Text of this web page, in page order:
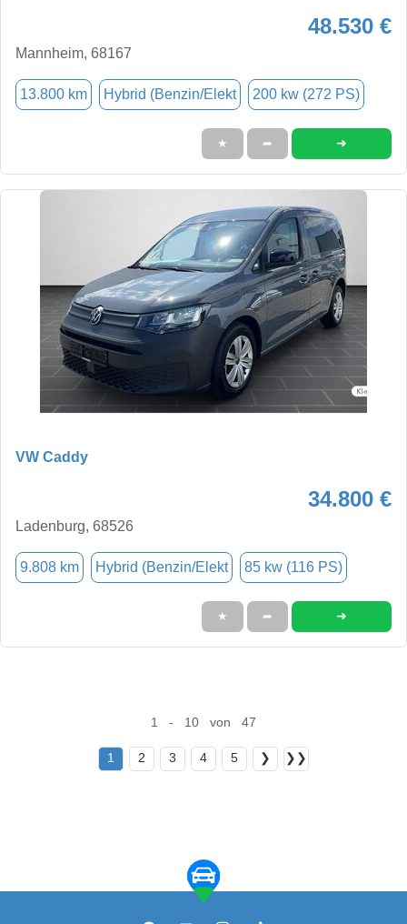
48.530 €
Mannheim, 68167
13.800 km Hybrid (Benzin/Elekt 200 kw (272 PS)
★ ➦ ➜
VW Caddy
34.800 €
Ladenburg, 68526
9.808 km Hybrid (Benzin/Elekt 85 kw (116 PS)
★ ➦ ➜
1 - 10 von 47
1 2 3 4 5 ❯ ❯❯